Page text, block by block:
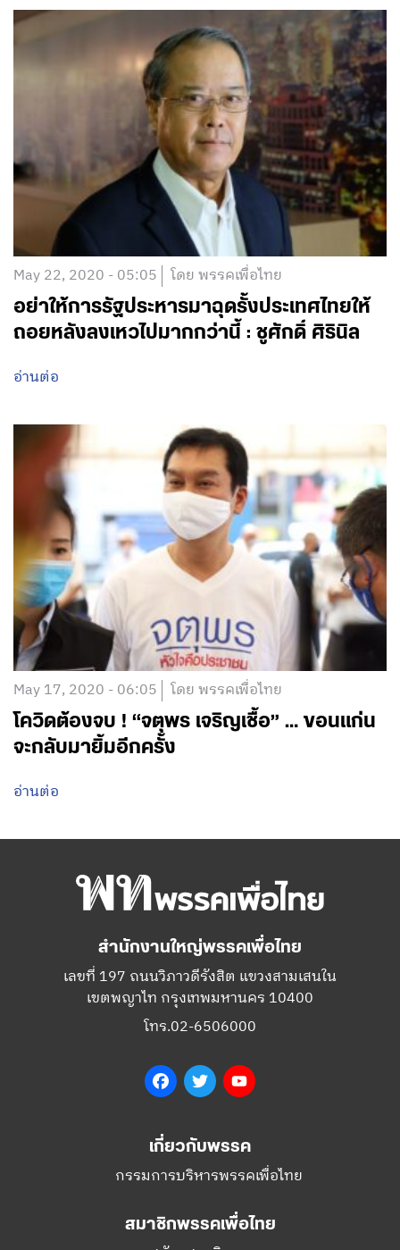
May 22, 2020 - 05:05 โดย พรรคเพื่อไทย
อย่าให้การรัฐประหารมาฉุดรั้งประเทศไทยให้
ถอยหลังลงเหวไปมากกว่านี้ : ชูศักดิ์ ศิรินิล
อ่านต่อ
May 17, 2020 - 06:05 โดย พรรคเพื่อไทย
โควิดต้องจบ ! “จตุพร เจริญเชื้อ” … ขอนแก่น
จะกลับมายิ้มอีกครั้ง
อ่านต่อ
สำนักงานใหญ่พรรคเพื่อไทย
เลขที่ 197 ถนนวิภาวดีรังสิต แขวงสามเสนใน
เขตพญาไท กรุงเทพมหานคร 10400
โทร.02-6506000
FacebookTwitter
เกี่ยวกับพรรค
กรรมการบริหารพรรคเพื่อไทย
สมาชิกพรรคเพื่อไทย